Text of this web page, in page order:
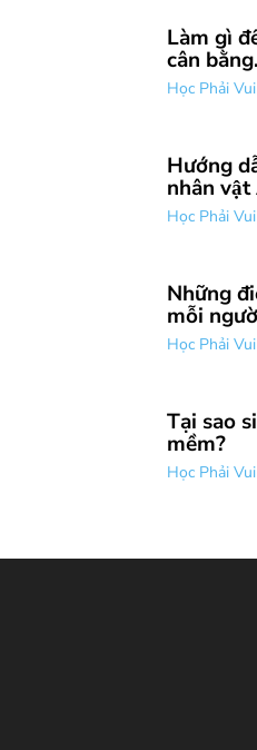
Làm gì
cân
Học Phải Vui
Hướng
nhân
Học Phải Vui
Những
mỗi
Học Phải Vui
Tại sao
mềm?
Học Phải Vui